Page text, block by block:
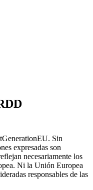
Sin
expresadas son
necesariamente los
Ni la Unión Europea
responsables de las